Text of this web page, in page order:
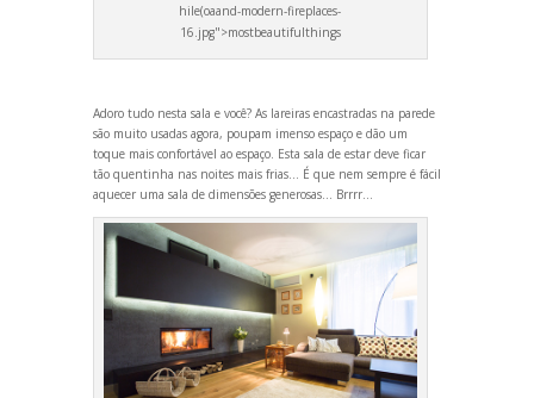
hile(oaand-modern-fireplaces-
16.jpg">mostbeautifulthings
Adoro tudo nesta sala e você? As lareiras encastradas na parede
são muito usadas agora, poupam imenso espaço e dão um
toque mais confortável ao espaço. Esta sala de estar deve ficar
tão quentinha nas noites mais frias… É que nem sempre é fácil
aquecer uma sala de dimensões generosas… Brrrr…